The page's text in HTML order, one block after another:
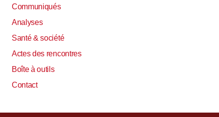
Communiqués
Analyses
Santé & société
Actes des rencontres
Boîte à outils
Contact